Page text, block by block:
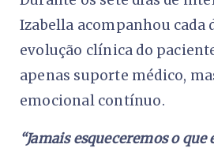
Izabella acompanhou cada
evolução clínica do
apenas suporte médico,
emocional contínuo.
“Jamais esqueceremos o que